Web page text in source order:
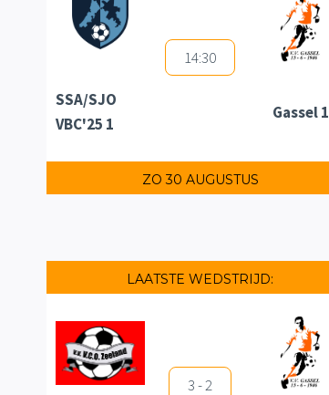
SSA/SJO
VBC'25 1
14:30
Gassel 1
ZO 30 AUGUSTUS
LAATSTE WEDSTRIJD:
3 - 2